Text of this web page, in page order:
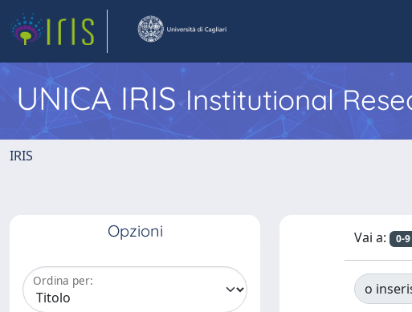
UNICA IRISInstitutional
IRIS
Opzioni
Ordina per:
Vai a: 0-9
o